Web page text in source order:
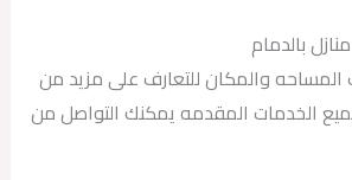
بالدمام
والمكان للتعارف على مزيد من
الخدمات المقدمه يمكنك التواصل من